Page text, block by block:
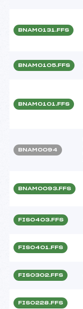
BNAM0131.FFS
BNAM0105.FFS
BNAM0101.FFS
BNAM0094
BNAM0093.FFS
FIS0403.FFS
FIS0401.FFS
FIS0302.FFS
FIS0228.FFS